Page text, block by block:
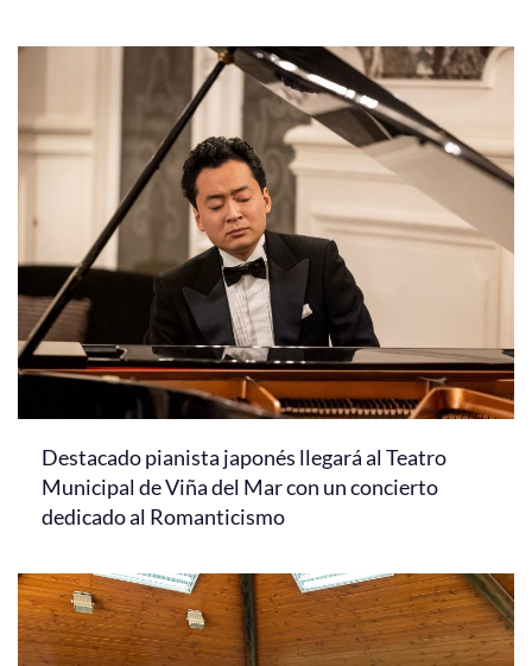
Destacado pianista japonés llegará al Teatro
Municipal de Viña del Mar con un concierto
dedicado al Romanticismo